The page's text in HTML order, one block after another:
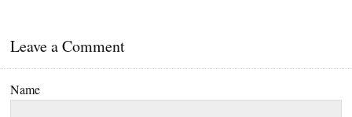
Leave a Comment
Name